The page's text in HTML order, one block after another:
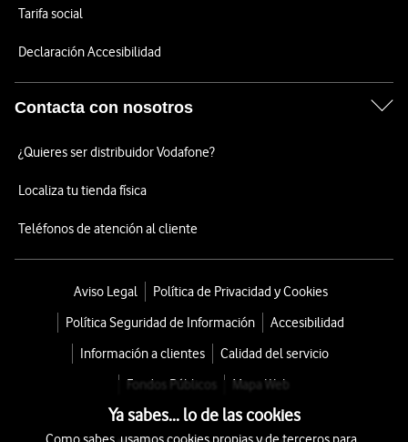
Tarifa social
Declaración Accesibilidad
Contacta con nosotros
¿Quieres ser distribuidor Vodafone?
Localiza tu tienda física
Teléfonos de atención al cliente
Aviso Legal
Política de Privacidad y Cookies
Política Seguridad de Información
Accesibilidad
Información a clientes
Calidad del servicio
Fondos Públicos
Mapa Web
Ya sabes... lo de las cookies